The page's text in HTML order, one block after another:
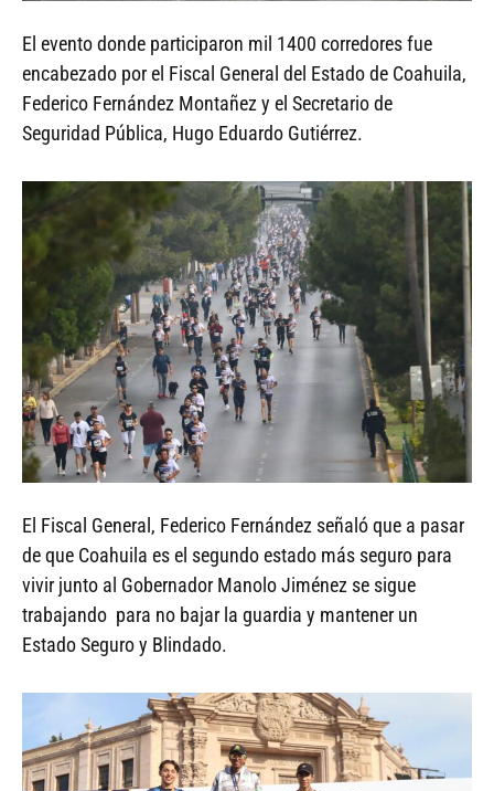
El evento donde participaron mil 1400 corredores fue
encabezado por el Fiscal General del Estado de Coahuila,
Federico Fernández Montañez y el Secretario de
Seguridad Pública, Hugo Eduardo Gutiérrez.
El Fiscal General, Federico Fernández señaló que a pasar
de que Coahuila es el segundo estado más seguro para
vivir junto al Gobernador Manolo Jiménez se sigue
trabajando para no bajar la guardia y mantener un
Estado Seguro y Blindado.